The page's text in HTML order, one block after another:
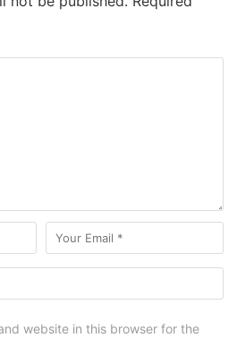
website in this browser for the